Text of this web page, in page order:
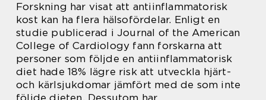
Forskning har visat att antiinflammatorisk
kost kan ha flera hälsofördelar. Enligt en
studie publicerad i Journal of the American
College of Cardiology fann forskarna att
personer som följde en antiinflammatorisk
diet hade 18% lägre risk att utveckla hjärt-
och kärlsjukdomar jämfört med de som inte